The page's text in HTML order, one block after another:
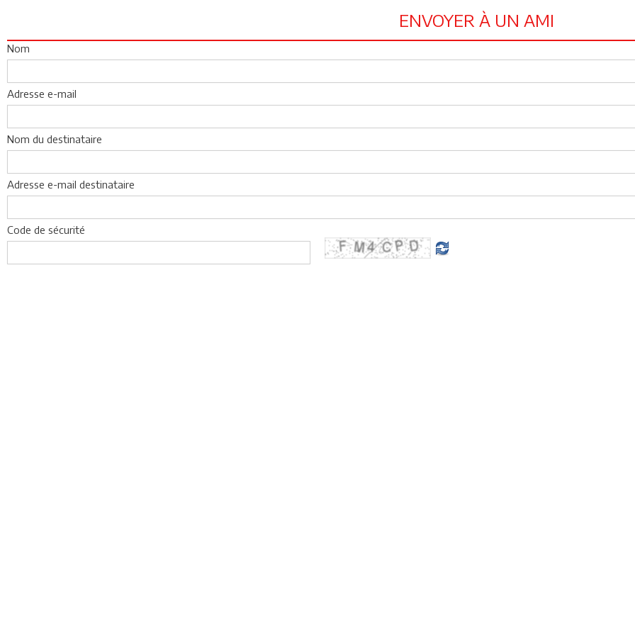
ENVOYER À UN AMI
Nom
Adresse e-mail
Nom du destinataire
Adresse e-mail destinataire
Code de sécurité